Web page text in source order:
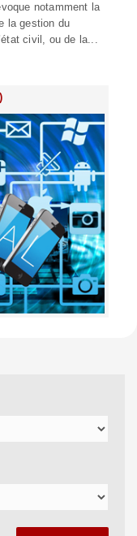
notamment la
la gestion du
civil, ou de la...